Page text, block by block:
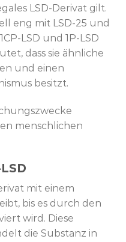
LSD-Derivat gilt.
eng mit LSD-25 und
LSD und 1P-LSD
dass sie ähnliche
und einen
besitzt.
menschlichen
mit einem
bis es durch den
wird. Diese
die Substanz in